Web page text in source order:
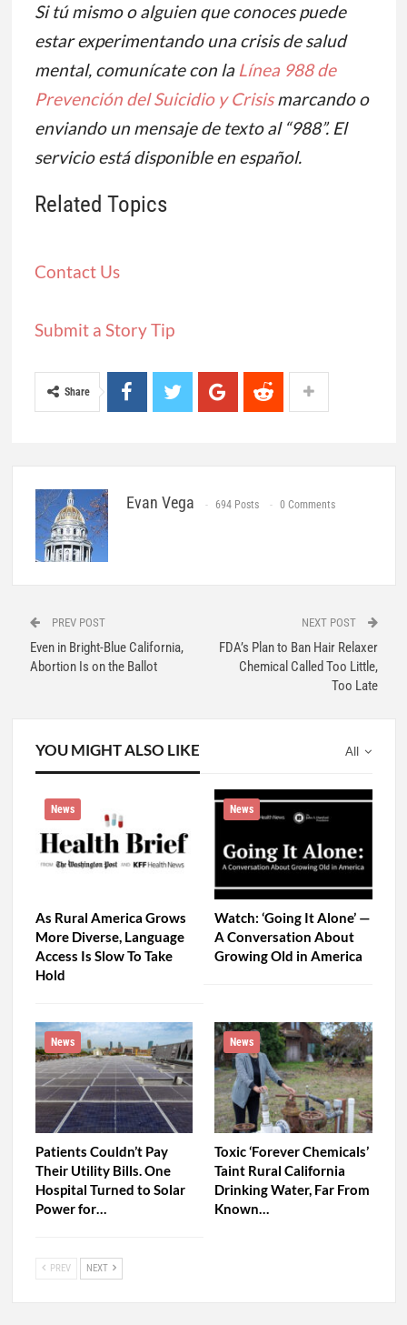
Si tú mismo o alguien que conoces puede
estar experimentando una crisis de salud
mental, comunícate con la Línea 988 de
Prevención del Suicidio y Crisismarcando o
enviando un mensaje de texto al “988”. El
servicio está disponible en español.
Related Topics
Contact Us
Submit a Story Tip
Share
Evan Vega 694 Posts 0 Comments
PREV POST
Even in Bright-Blue California,
Abortion Is on the Ballot
NEXT POST
FDA’s Plan to Ban Hair Relaxer
Chemical Called Too Little,
Too Late
All
YOU MIGHT ALSO LIKE
News
As Rural America Grows
More Diverse, Language
Access Is Slow To Take
Hold
News
Watch: ‘Going It Alone’ —
A Conversation About
Growing Old in America
News
Patients Couldn’t Pay
Their Utility Bills. One
Hospital Turned to Solar
Power for…
News
Toxic ‘Forever Chemicals’
Taint Rural California
Drinking Water, Far From
Known…
PREV NEXT